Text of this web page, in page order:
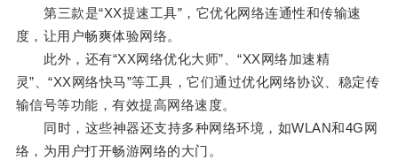
第三款是“XX提速工具”，它优化网络连通性和传输速
度，让用户畅爽体验网络。
此外，还有“XX网络优化大师”、“XX网络加速精
灵”、“XX网络快马”等工具，它们通过优化网络协议、稳定传
输信号等功能，有效提高网络速度。
同时，这些神器还支持多种网络环境，如WLAN和4G网
络，为用户打开畅游网络的大门。